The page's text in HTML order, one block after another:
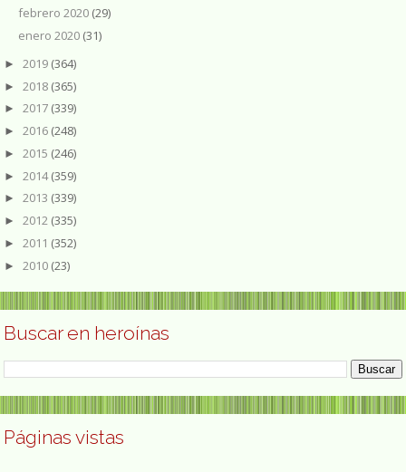
febrero 2020 (29)
enero 2020 (31)
► 2019 (364)
► 2018 (365)
► 2017 (339)
► 2016 (248)
► 2015 (246)
► 2014(359)
► 2013 (339)
► 2012 (335)
► 2011 (352)
► 2010 (23)
Buscar en heroínas
Páginas vistas